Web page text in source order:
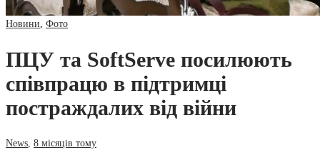
Новини Фото
ПЦУ та SoftServe посилюють
співпрацю в підтримці
постраждалих від війни
News 8 місяців тому